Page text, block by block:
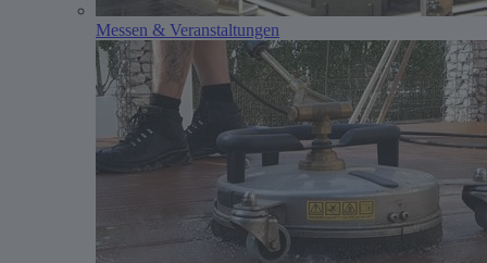
Messen & Veranstaltungen